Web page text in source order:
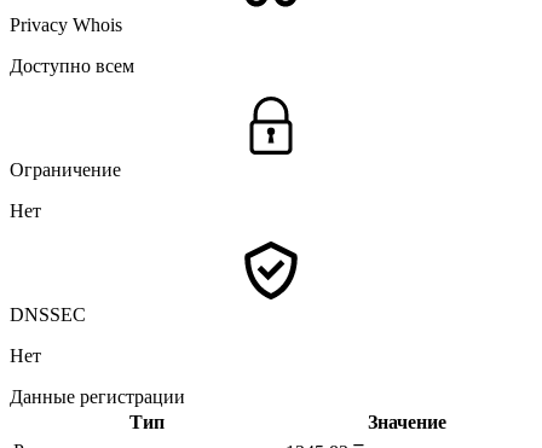
Privacy Whois
Доступно всем
Ограничение
Нет
DNSSEC
Нет
Данные регистрации
Тип
Значение